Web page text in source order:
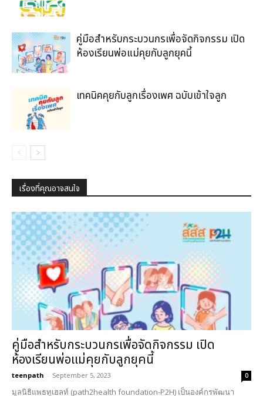
คู่มือสำหรับกระบวนกรเพื่อจัดกิจกรรม เปิด
ห้องเรียนพ่อแม่คุยกับลูกยุคนี้
เทคนิคคุยกับลูกเรื่องเพศ ฉบับเข้าใจลูก
เรื่องที่คุณอาจสนใจ
คู่มือสำหรับกระบวนกรเพื่อจัดกิจกรรม เปิด
ห้องเรียนพ่อแม่คุยกับลูกยุคนี้
teenpath - September 5, 2023 0
มูลนิธิแพธทูเฮลท์ (path2health foundation-P2H) เป็นองค์กรพัฒนา